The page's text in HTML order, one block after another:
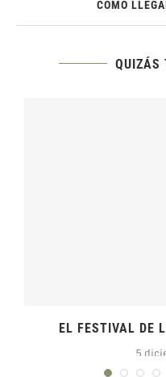
CÓMO
QUIZÁS
EL FESTIVAL DE
5